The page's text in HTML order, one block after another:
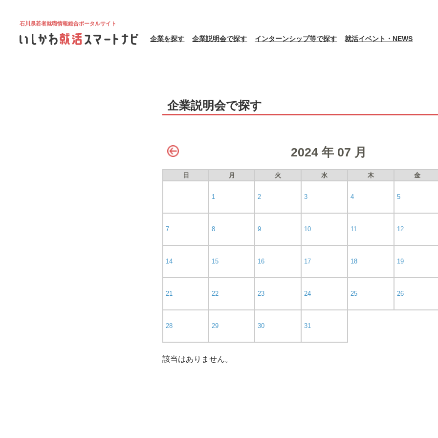
石川県若者就職情報総合ポータルサイト
企業を探す 企業説明会で探す インターンシップ等で探す 就活イベント・NEWS
企業説明会で探す
2024 年 07 月
日 月 火 水 木 金
1 2 3 4 5
7 8 9 10 11 12
14 15 16 17 18 19
21 22 23 24 25 26
28 29 30 31
該当はありません。